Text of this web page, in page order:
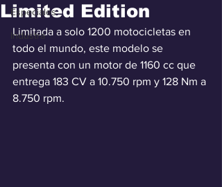
Especiales
Industra
Limited Edition
Limitada a solo 1200 motocicletas en
todo el mundo, este modelo se
presenta con un motor de 1160 cc que
entrega 183 CV a 10.750 rpm y 128 Nm a
8.750 rpm.